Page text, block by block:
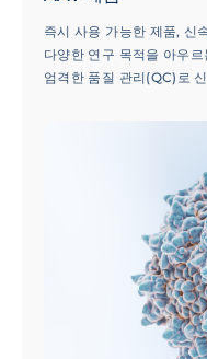
즉시 사용 가능한 제품, 신
다양한 연구 목적을 아우
엄격한 품질 관리(QC)로